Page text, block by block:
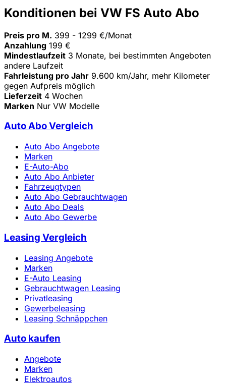
Konditionen bei VW FS Auto Abo
Preis pro M. 399 - 1299 €/Monat
Anzahlung 199 €
Mindestlaufzeit 3 Monate, bei bestimmten Angeboten
andere Laufzeit
Fahrleistung pro Jahr 9.600 km/Jahr, mehr Kilometer
gegen Aufpreis möglich
Lieferzeit 4 Wochen
Marken Nur VW Modelle
Auto Abo Vergleich
Auto Abo Angebote
Marken
E-Auto-Abo
Auto Abo Anbieter
Fahrzeugtypen
Auto Abo Gebrauchtwagen
Auto Abo Deals
Auto Abo Gewerbe
Leasing Vergleich
Leasing Angebote
Marken
E-Auto Leasing
Gebrauchtwagen Leasing
Privatleasing
Gewerbeleasing
Leasing Schnäppchen
Auto kaufen
Angebote
Marken
Elektroautos